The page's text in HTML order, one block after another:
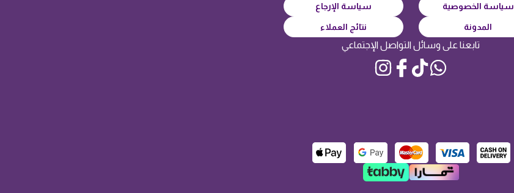
سياسة الخصوصية سياسة الإرجاع
المدونة نتائج العملاء
تابعنا على وسائل التواصل الإجتماعي